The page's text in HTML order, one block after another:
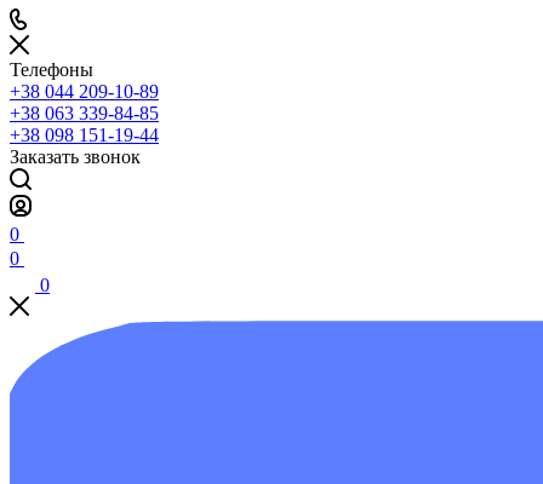
Телефоны
+38 044 209-10-89
+38 063 339-84-85
+38 098 151-19-44
Заказать звонок
0
0
0